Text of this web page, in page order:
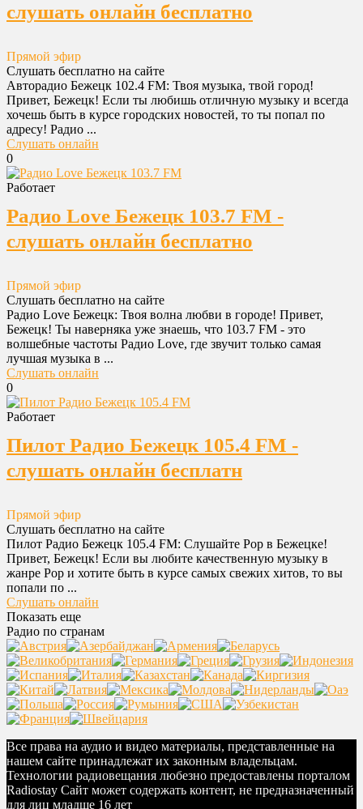
слушать онлайн бесплатно
Прямой эфир
Слушать бесплатно на сайте
Авторадио Бежецк 102.4 FM: Твоя музыка, твой город!
Привет, Бежецк! Если ты любишь отличную музыку и всегда
хочешь быть в курсе городских новостей, то ты попал по
адресу! Радио ...
Слушать онлайн
0
Работает
Радио Love Бежецк 103.7 FM -
слушать онлайн бесплатно
Прямой эфир
Слушать бесплатно на сайте
Радио Love Бежецк: Твоя волна любви в городе! Привет,
Бежецк! Ты наверняка уже знаешь, что 103.7 FM - это
волшебные частоты Радио Love, где звучит только самая
лучшая музыка в ...
Слушать онлайн
0
Работает
Пилот Радио Бежецк 105.4 FM -
слушать онлайн бесплатн
Прямой эфир
Слушать бесплатно на сайте
Пилот Радио Бежецк 105.4 FM: Слушайте Pop в Бежецке!
Привет, Бежецк! Если вы любите качественную музыку в
жанре Pop и хотите быть в курсе самых свежих хитов, то вы
попали по ...
Слушать онлайн
Показать еще
Радио по странам
Все права на аудио и видео материалы, представленные на
нашем сайте принадлежат их законным владельцам.
Технологии радиовещания любезно предоставлены порталом
Radiostay Сайт может содержать контент, не предназначенный
для лиц младше 16 лет